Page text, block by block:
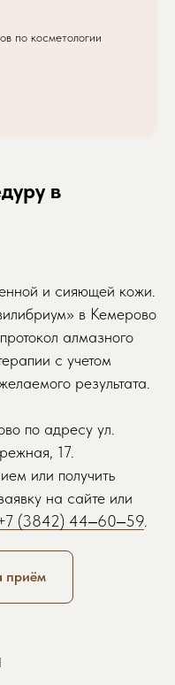
по косметологии
в
и сияющей кожи.
в Кемерово
алмазного
с учетом
результата.
по адресу ул.
17.
или получить
на сайте или
(3842) 44‒60‒59
приём